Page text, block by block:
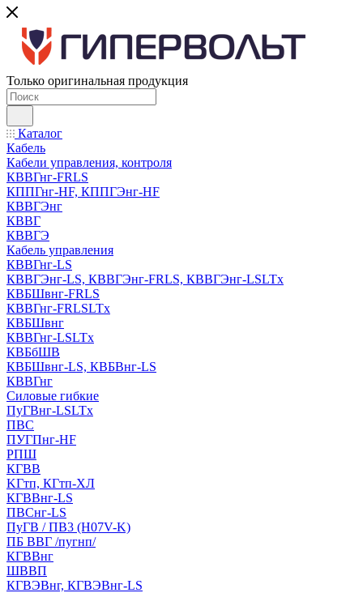
Только оригинальная продукция
Каталог
Кабель
Кабели управления, контроля
КВВГнг-FRLS
КППГнг-HF, КППГЭнг-HF
КВВГЭнг
КВВГ
КВВГЭ
Кабель управления
КВВГнг-LS
КВВГЭнг-LS, КВВГЭнг-FRLS, КВВГЭнг-LSLTx
КВБШвнг-FRLS
КВВГнг-FRLSLTx
КВБШвнг
КВВГнг-LSLTx
КВБбШВ
КВБШвнг-LS, КВБВнг-LS
КВВГнг
Силовые гибкие
ПуГВнг-LSLTx
ПВС
ПУГПнг-HF
РПШ
КГВВ
KГтп, КГтп-ХЛ
КГВВнг-LS
ПВСнг-LS
ПуГВ / ПВ3 (H07V-K)
ПБ ВВГ /пугнп/
КГВВнг
ШВВП
КГВЭВнг, КГВЭВнг-LS